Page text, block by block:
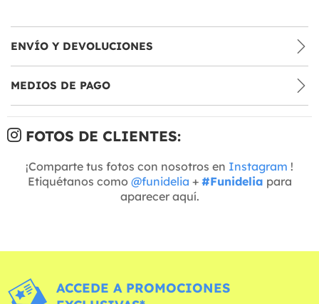
ENVÍO Y DEVOLUCIONES
MEDIOS DE PAGO
FOTOS DE CLIENTES:
¡Comparte tus fotos con nosotros en Instagram !
Etiquétanos como @funidelia + #Funidelia para
aparecer aquí.
ACCEDE A PROMOCIONES